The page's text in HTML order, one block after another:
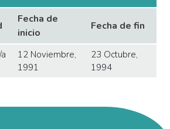
Fecha de
inicio
Fecha de fin
12 Noviembre,
1991
23 Octubre,
1994